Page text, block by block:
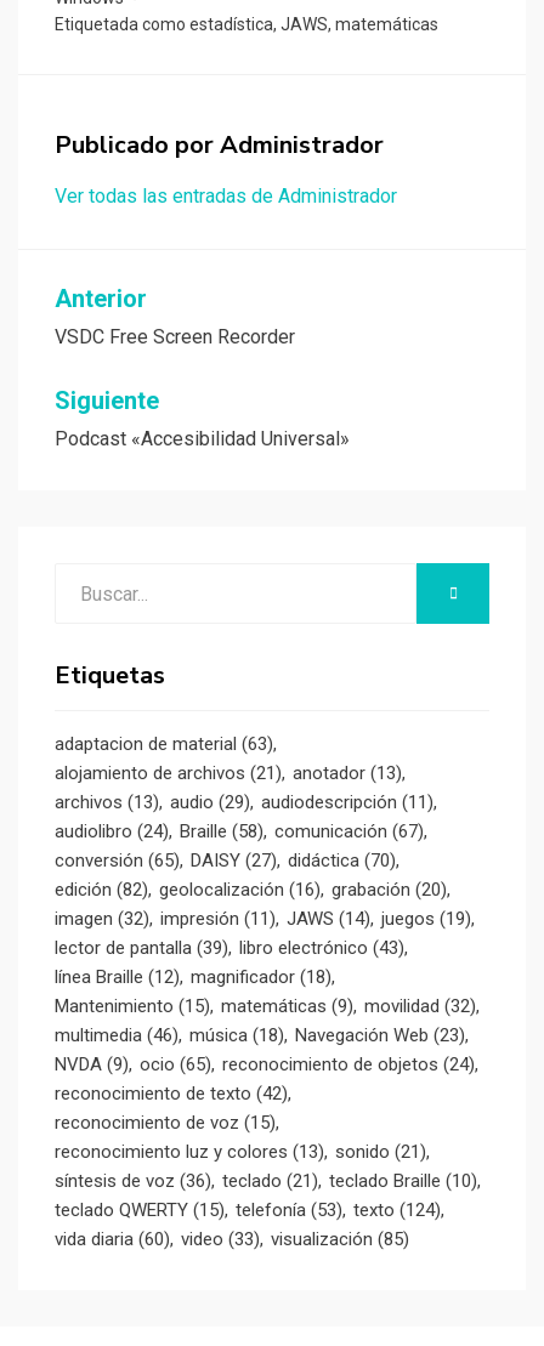
Etiquetada como estadística, JAWS, matemáticas
Publicado porAdministrador
Ver todas las entradas de Administrador
Navegación
de
entradas
Anterior
VSDC Free Screen Recorder
Siguiente
Podcast «Accesibilidad Universal»
BUSCAR
Etiquetas
adaptacion de material (63)
alojamiento de archivos (21) anotador (13)
archivos (13) audio (29) audiodescripción (11)
audiolibro (24) Braille (58) comunicación (67)
conversión (65) DAISY (27) didáctica (70)
edición (82) geolocalización (16) grabación (20)
imagen (32) impresión (11) JAWS (14) juegos (19)
lector de pantalla (39) libro electrónico (43)
línea Braille (12) magnificador (18)
Mantenimiento (15) matemáticas (9) movilidad (32)
multimedia (46) música (18) Navegación Web (23)
NVDA (9) ocio (65) reconocimiento de objetos (24)
reconocimiento de texto (42)
reconocimiento de voz (15)
reconocimiento luz y colores (13) sonido (21)
síntesis de voz (36) teclado (21) teclado Braille (10)
teclado QWERTY (15) telefonía (53) texto (124)
vida diaria (60) video (33) visualización (85)